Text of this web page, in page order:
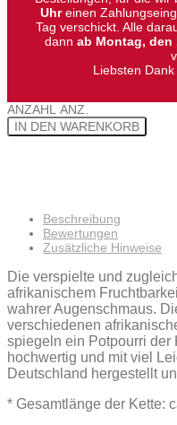
Uhreinen
Tag verschickt. Alle
dann ab Montag, den
Liebsten
ANZAHL ANZ.
IN DEN WARENKORB
Beschreibung
Bewertungen
Zusätzliche Hinweise
Die verspielte und
afrikanischem
wahrer Augenschmaus.
verschiedenen
spiegeln ein Potpourri der
hochwertig und mit viel
Deutschland hergestellt
* Gesamtlänge der Kette: